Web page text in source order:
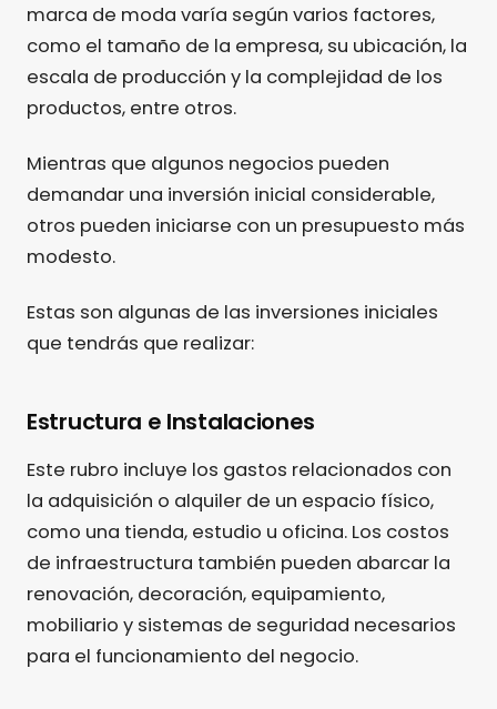
marca de moda varía según varios factores,
como el tamaño de la empresa, su ubicación, la
escala de producción y la complejidad de los
productos, entre otros.
Mientras que algunos negocios pueden
demandar una inversión inicial considerable,
otros pueden iniciarse con un presupuesto más
modesto.
Estas son algunas de las inversiones iniciales
que tendrás que realizar:
Estructura e Instalaciones
Este rubro incluye los gastos relacionados con
la adquisición o alquiler de un espacio físico,
como una tienda, estudio u oficina. Los costos
de infraestructura también pueden abarcar la
renovación, decoración, equipamiento,
mobiliario y sistemas de seguridad necesarios
para el funcionamiento del negocio.